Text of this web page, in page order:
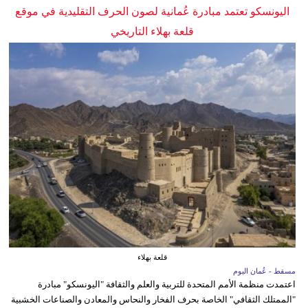
اليونسكو تعتمد مبادرة عُمانية لصون الحرف التقليدية في موقع
قلعة بهلاء التاريخي
قلعة بهلاء
مسقط - عُمان اليوم
اعتمدت منظمة الأمم المتحدة للتربية والعلم والثقافة "اليونسكو" مبادرة
"الممتلك الثقافي" الخاصة بحرف الفخار والنحاس والمعادن والصناعات الخشبية